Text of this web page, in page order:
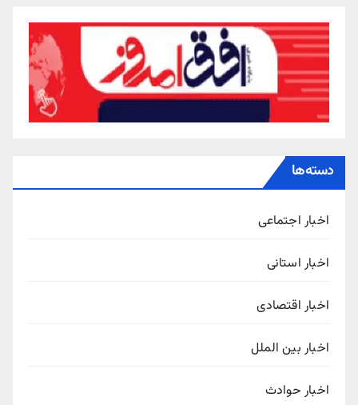
دسته‌ها
اخبار اجتماعی
اخبار استانی
اخبار اقتصادی
اخبار بین الملل
اخبار حوادث